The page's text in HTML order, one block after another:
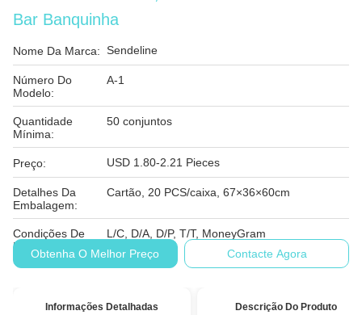
Bar Banquinha
Nome Da Marca: Sendeline
Número Do
Modelo:
A-1
Quantidade
Mínima:
50 conjuntos
Preço: USD 1.80-2.21 Pieces
Detalhes Da
Embalagem:
Cartão, 20 PCS/caixa, 67×36×60cm
Condições De
Pagamento:
L/C, D/A, D/P, T/T, MoneyGram
Obtenha O Melhor Preço
Contacte Agora
Informações Detalhadas Descrição Do Produto